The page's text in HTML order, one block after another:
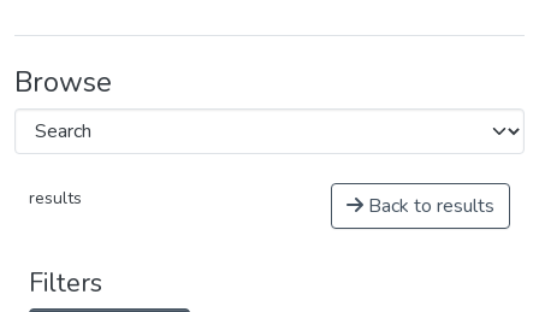
Browse
results Back to results
Filters